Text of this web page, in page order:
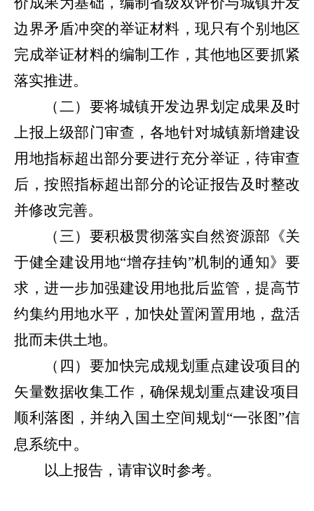
边界矛盾冲突的举证材料，现只有个别地区
完成举证材料的编制工作，其他地区要抓紧
落实推进。
（二）要将城镇开发边界划定成果及时
上报上级部门审查，各地针对城镇新增建设
用地指标超出部分要进行充分举证，待审查
后，按照指标超出部分的论证报告及时整改
并修改完善。
（三）要积极贯彻落实自然资源部《关
于健全建设用地“增存挂钩”机制的通知》要
求，进一步加强建设用地批后监管，提高节
约集约用地水平，加快处置闲置用地，盘活
批而未供土地。
（四）要加快完成规划重点建设项目的
矢量数据收集工作，确保规划重点建设项目
顺利落图，并纳入国土空间规划“一张图”信
息系统中。
以上报告，请审议时参考。